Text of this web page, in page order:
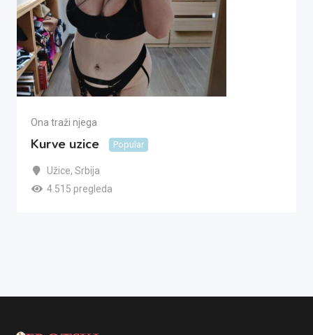
Ona traži njega
Kurve uzice Popular
Užice, Srbija
4.515 pregleda